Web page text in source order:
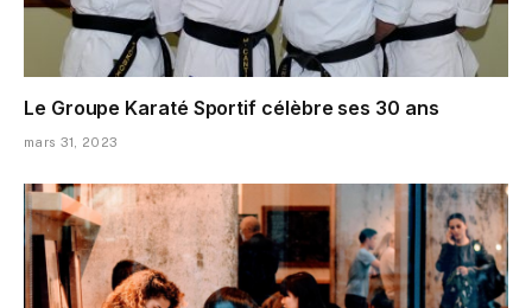
Le Groupe Karaté Sportif célèbre ses 30 ans
mars 31, 2023